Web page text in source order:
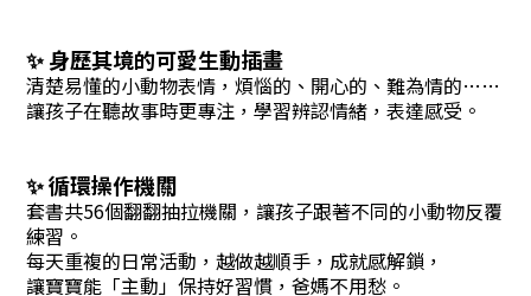
✨ 身歷其境的可愛生動插畫
清楚易懂的小動物表情，煩惱的、開心的、難為情的……
讓孩子在聽故事時更專注，學習辨認情緒，表達感受。
✨ 循環操作機關
套書共56個翻翻抽拉機關，讓孩子跟著不同的小動物反覆
練習。
每天重複的日常活動，越做越順手，成就感解鎖，
讓寶寶能「主動」保持好習慣，爸媽不用愁。